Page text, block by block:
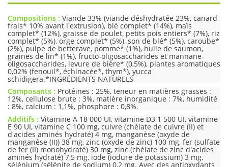
Compositions : Viande 33% (viande déshydratée 23%, canard
frais* 10% avant l'extrusion), blé complet* (14%), maïs
complet* (12%), graisse de poulet, petits pois entiers* (7%), riz
complet* (5%), orge complet* (5%), son de blé* (5%), caroube*
(2%), pulpe de betterave, pomme* (1%), huile de saumon,
graines de lin* (1%), fructo-oligosaccharides et mannane-
oligosaccharides, levure de bière* (0,5%), plantes aromatiques
0,02% (fenouil*, échinacée*, thym*), yucca
schidigera.*INGRÉDIENTS NATURELS
Composants : Protéines : 25%, teneur en matières grasses :
12%, cellulose brute : 3%, matière inorganique : 7%, humidité
: 8%, calcium : 1,1%, phosphore : 0,8%.
Additifs : Vitamine A 18 000 UI, vitamine D3 1 500 UI, vitamine
E 90 UI, vitamine C 100 mg, cuivre (chélate de cuivre (II) et
d'acides aminés hydraté) 4 mg, manganèse (oxyde de
manganèse (II)) 38 mg, zinc (oxyde de zinc) 100 mg, fer (sulfate
de fer (II) monohydraté) 30 mg, zinc (chélate de zinc d'acides
aminés hydraté) 7,5 mg, iode (iodure de potassium) 3 mg,
sélénium (sélénite de sodium) 0,2 mg. Avec des antioxydants